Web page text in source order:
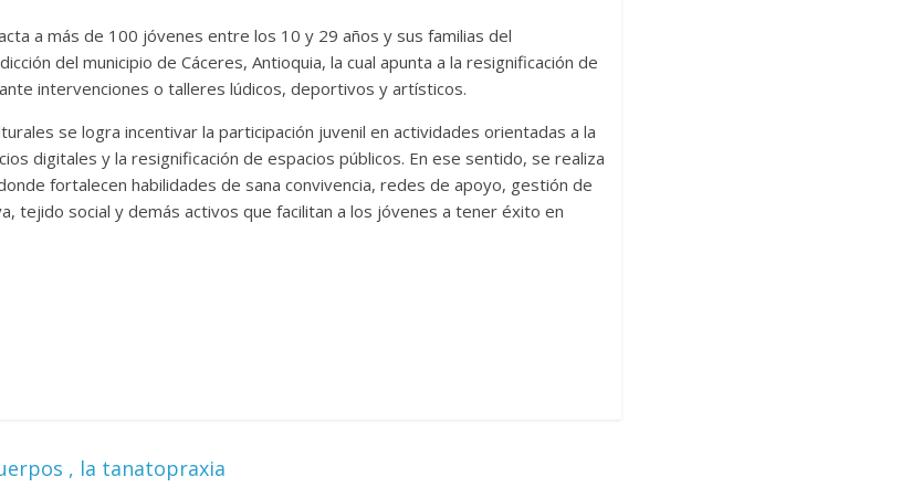
a más de 100 jóvenes entre los 10 y 29 años y sus familias del
del municipio de Cáceres, Antioquia, la cual apunta a la resignificación de
intervenciones o talleres lúdicos, deportivos y artísticos.
se logra incentivar la participación juvenil en actividades orientadas a la
digitales y la resignificación de espacios públicos. En ese sentido, se realiza
fortalecen habilidades de sana convivencia, redes de apoyo, gestión de
tejido social y demás activos que facilitan a los jóvenes a tener éxito en
, la tanatopraxia